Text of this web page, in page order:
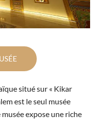
situé sur « Kikar
est le seul musée
expose une riche